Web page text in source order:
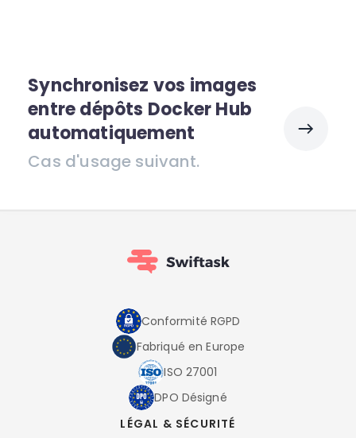
Synchronisez vos images
entre dépôts Docker Hub
automatiquement
Cas d'usage suivant.
Conformité RGPD
Fabriqué en Europe
ISO 27001
DPO Désigné
LÉGAL & SÉCURITÉ